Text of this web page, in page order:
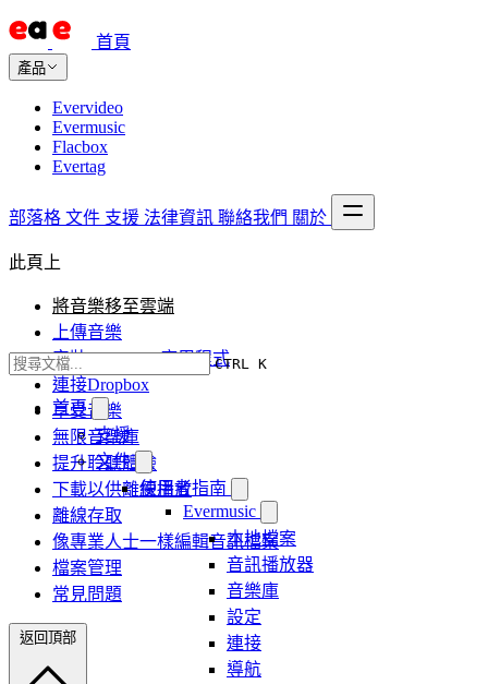
首頁
產品
Evervideo
Evermusic
Flacbox
Evertag
部落格 文件 支援 法律資訊 聯絡我們 關於
CTRL K
首頁
支援
文件
使用者指南
Evermusic
本地檔案
音訊播放器
音樂庫
設定
連接
導航
此頁上
將音樂移至雲端
上傳音樂
安裝Evermusic應用程式
連接Dropbox
享受音樂
無限音樂庫
提升聆聽體驗
下載以供離線播放
離線存取
像專業人士一樣編輯音訊檔案
檔案管理
常見問題
返回頂部